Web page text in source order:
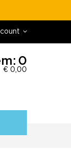
0
€ 0,00